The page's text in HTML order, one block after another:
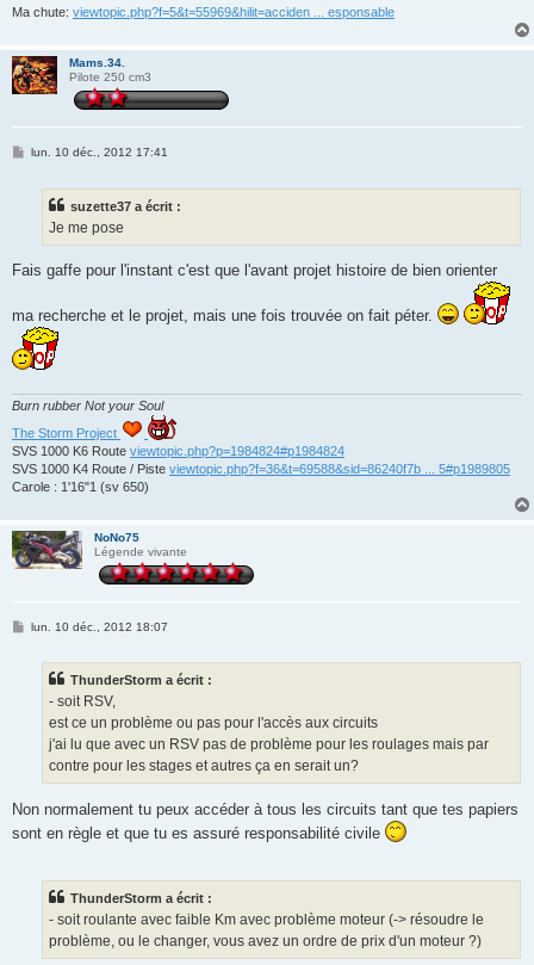
Ma chute: viewtopic.php?f=5&t=55969&hilit=acciden ... esponsable
Mams.34.
Pilote 250 cm3
Mlun. 10 déc., 2012 17:41
suzette37 a écrit :
Je me pose
Fais gaffe pour l'instant c'est que l'avant projet histoire de bien orienter
ma recherche et le projet, mais une fois trouvée on fait péter.
Burn rubber Not your Soul
The Storm Project
SVS 1000 K6 Route viewtopic.php?p=1984824#p1984824
SVS 1000 K4 Route / Piste viewtopic.php?f=36&t=69588&sid=86240f7b ... 5#p1989805
Carole : 1'16"1 (sv 650)
NoNo75
Légende vivante
Mlun. 10 déc., 2012 18:07
ThunderStorm a écrit :
- soit RSV,
est ce un problème ou pas pour l'accès aux circuits
j'ai lu que avec un RSV pas de problème pour les roulages mais par
contre pour les stages et autres ça en serait un?
Non normalement tu peux accéder à tous les circuits tant que tes papiers
sont en règle et que tu es assuré responsabilité civile
ThunderStorm a écrit :
- soit roulante avec faible Km avec problème moteur (-> résoudre le
problème, ou le changer, vous avez un ordre de prix d'un moteur ?)